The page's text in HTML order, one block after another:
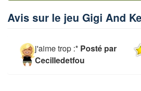
Avis sur le jeu Gigi And
j'aime trop :* Posté par
Cecilledetfou